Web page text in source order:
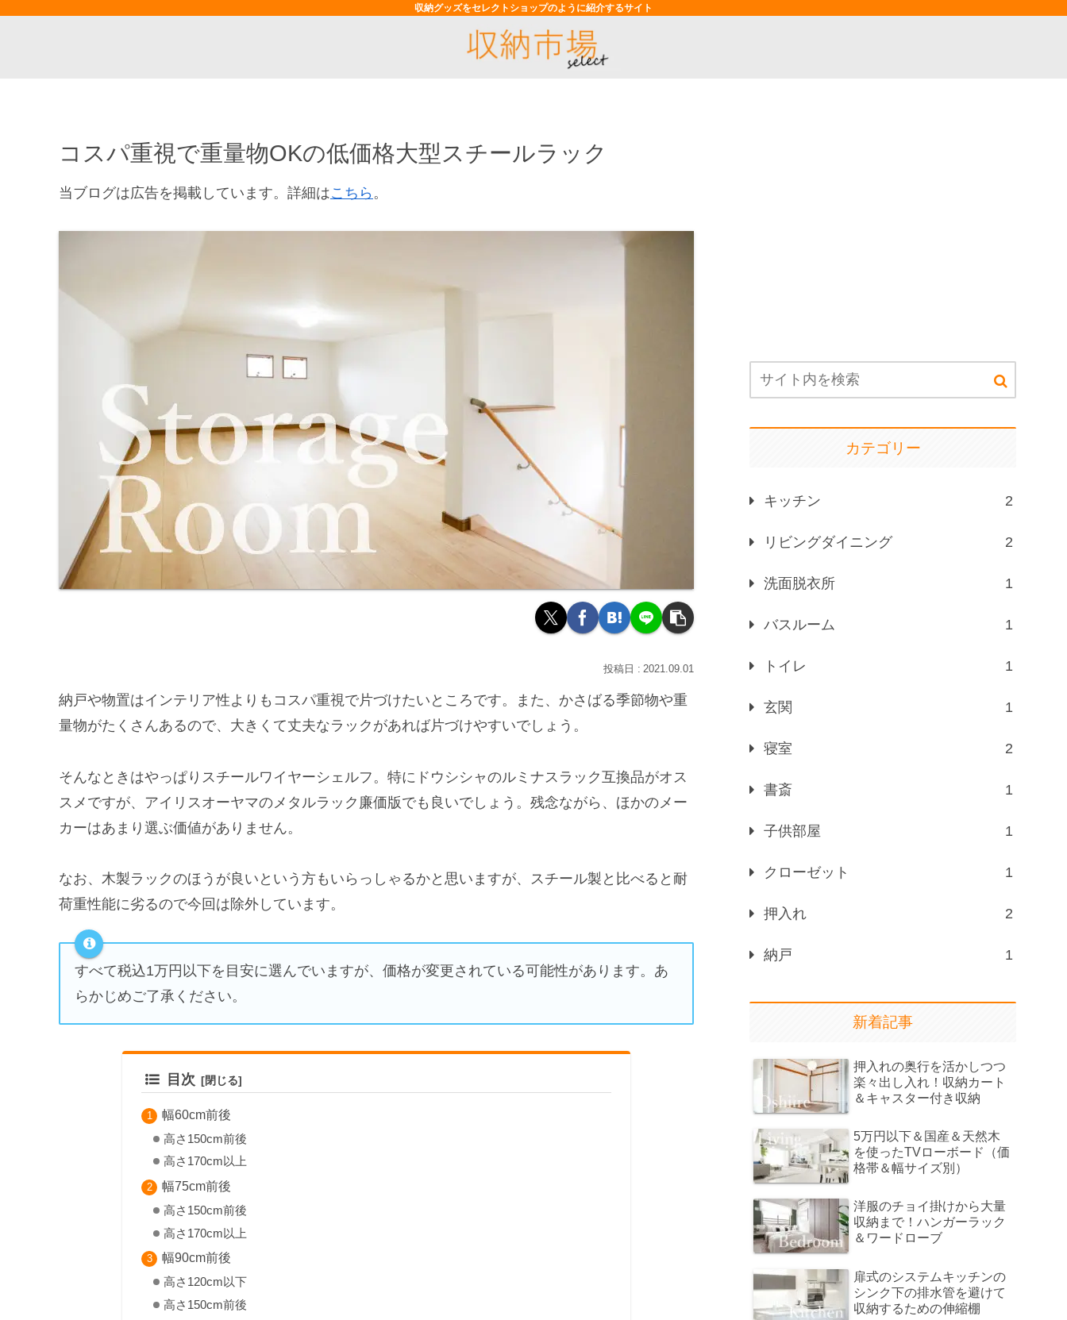
収納グッズをセレクトショップのように紹介するサイト
コスパ重視で重量物OKの低価格大型スチールラック
当ブログは広告を掲載しています。詳細はこちら 。
2021.09.01
納戸や物置はインテリア性よりもコスパ重視で片づけたいところです。また、かさばる季節物や重
量物がたくさんあるので、大きくて丈夫なラックがあれば片づけやすいでしょう。
そんなときはやっぱりスチールワイヤーシェルフ。特にドウシシャのルミナスラック互換品がオス
スメですが、アイリスオーヤマのメタルラック廉価版でも良いでしょう。残念ながら、ほかのメー
カーはあまり選ぶ価値がありません。
なお、木製ラックのほうが良いという方もいらっしゃるかと思いますが、スチール製と比べると耐
荷重性能に劣るので今回は除外しています。
すべて税込1万円以下を目安に選んでいますが、価格が変更されている可能性があります。あ
らかじめご了承ください。
目次
幅60cm前後
高さ150cm前後
高さ170cm以上
幅75cm前後
高さ150cm前後
高さ170cm以上
幅90cm前後
高さ120cm以下
高さ150cm前後
カテゴリー
キッチン 2
リビングダイニング 2
洗面脱衣所 1
バスルーム 1
トイレ 1
玄関 1
寝室 2
書斎 1
子供部屋 1
クローゼット 1
押入れ 2
納戸 1
新着記事
押入れの奥行を活かしつつ
楽々出し入れ！収納カート
＆キャスター付き収納
5万円以下＆国産＆天然木
を使ったTVローボード（価
格帯＆幅サイズ別）
洋服のチョイ掛けから大量
収納まで！ハンガーラック
＆ワードローブ
扉式のシステムキッチンの
シンク下の排水管を避けて
収納するための伸縮棚